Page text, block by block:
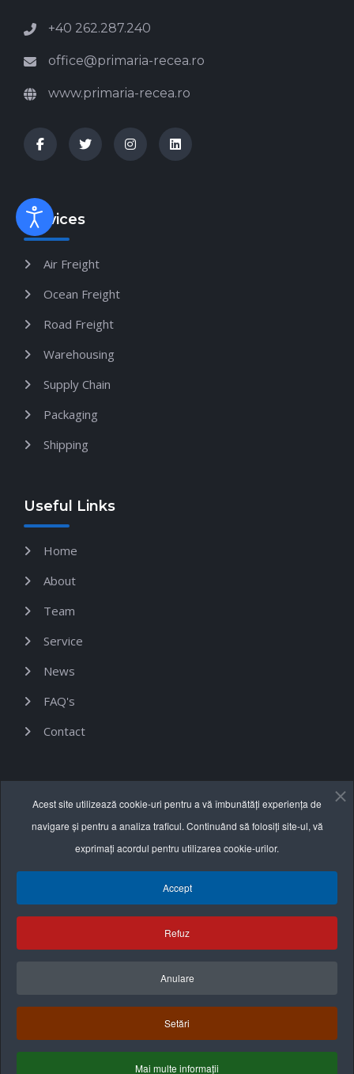
+40 262.287.240
office@primaria-recea.ro
www.primaria-recea.ro
Services
Air Freight
Ocean Freight
Road Freight
Warehousing
Supply Chain
Packaging
Shipping
Useful Links
Home
About
Team
Service
News
FAQ's
Contact
Termeni și condiții
Acest site utilizează cookie-uri pentru a vă îmbunătăți experiența de
navigare și pentru a analiza traficul. Continuând să folosiți site-ul, vă
exprimați acordul pentru utilizarea cookie-urilor.
Accept
Refuz
Anulare
Setări
Mai multe informații